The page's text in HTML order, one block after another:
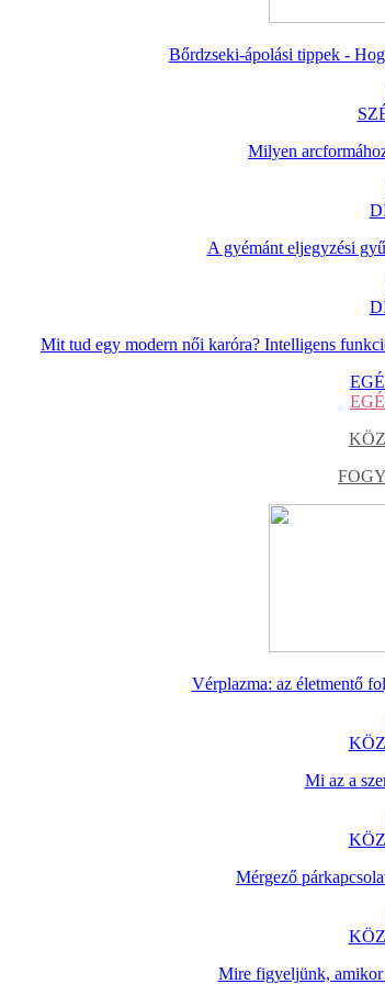
Bőrdzseki-ápolási tippek -
Milyen
A gyémánt eljegyzési
Mit tud egy modern női karóra? Intelligens
Vérplazma: az életmentő
Mi az a
Mérgező
Mire figyeljünk, amikor